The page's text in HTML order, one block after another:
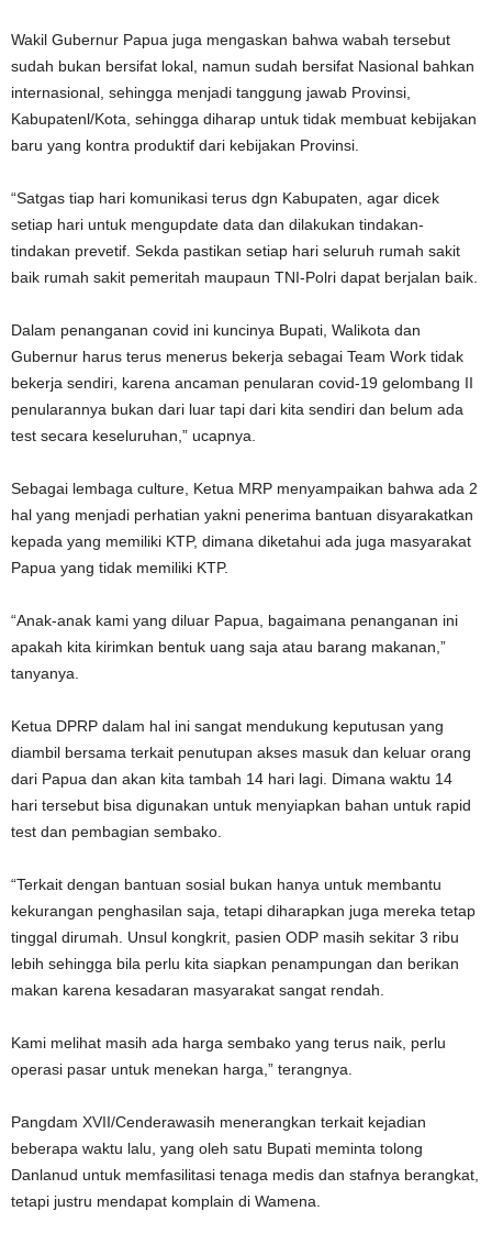
Wakil Gubernur Papua juga mengaskan bahwa wabah tersebut
sudah bukan bersifat lokal, namun sudah bersifat Nasional bahkan
internasional, sehingga menjadi tanggung jawab Provinsi,
Kabupatenl/Kota, sehingga diharap untuk tidak membuat kebijakan
baru yang kontra produktif dari kebijakan Provinsi.
“Satgas tiap hari komunikasi terus dgn Kabupaten, agar dicek
setiap hari untuk mengupdate data dan dilakukan tindakan-
tindakan prevetif. Sekda pastikan setiap hari seluruh rumah sakit
baik rumah sakit pemeritah maupaun TNI-Polri dapat berjalan baik.
Dalam penanganan covid ini kuncinya Bupati, Walikota dan
Gubernur harus terus menerus bekerja sebagai Team Work tidak
bekerja sendiri, karena ancaman penularan covid-19 gelombang II
penularannya bukan dari luar tapi dari kita sendiri dan belum ada
test secara keseluruhan,” ucapnya.
Sebagai lembaga culture, Ketua MRP menyampaikan bahwa ada 2
hal yang menjadi perhatian yakni penerima bantuan disyarakatkan
kepada yang memiliki KTP, dimana diketahui ada juga masyarakat
Papua yang tidak memiliki KTP.
“Anak-anak kami yang diluar Papua, bagaimana penanganan ini
apakah kita kirimkan bentuk uang saja atau barang makanan,”
tanyanya.
Ketua DPRP dalam hal ini sangat mendukung keputusan yang
diambil bersama terkait penutupan akses masuk dan keluar orang
dari Papua dan akan kita tambah 14 hari lagi. Dimana waktu 14
hari tersebut bisa digunakan untuk menyiapkan bahan untuk rapid
test dan pembagian sembako.
“Terkait dengan bantuan sosial bukan hanya untuk membantu
kekurangan penghasilan saja, tetapi diharapkan juga mereka tetap
tinggal dirumah. Unsul kongkrit, pasien ODP masih sekitar 3 ribu
lebih sehingga bila perlu kita siapkan penampungan dan berikan
makan karena kesadaran masyarakat sangat rendah.
Kami melihat masih ada harga sembako yang terus naik, perlu
operasi pasar untuk menekan harga,” terangnya.
Pangdam XVII/Cenderawasih menerangkan terkait kejadian
beberapa waktu lalu, yang oleh satu Bupati meminta tolong
Danlanud untuk memfasilitasi tenaga medis dan stafnya berangkat,
tetapi justru mendapat komplain di Wamena.